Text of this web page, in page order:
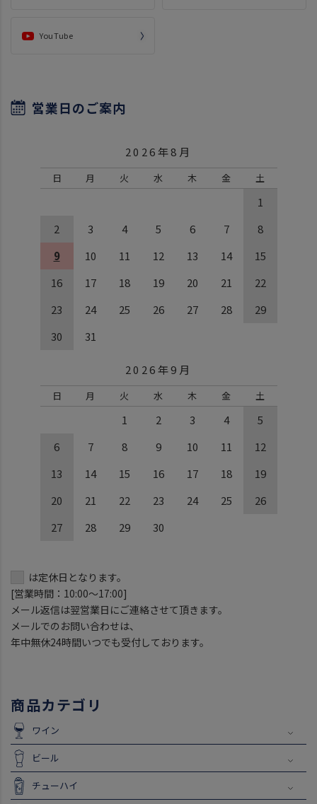
YouTube
営業日のご案内
2026年8月
日 月 火 水 木 金 土
1
2
3 4 5 6 7
8
9
10 11 12 13 14
15
16
17 18 19 20 21
22
23
24 25 26 27 28
29
30
31
2026年9月
日 月 火 水 木 金 土
1 2 3 4
5
6
7 8 9 10 11
12
13
14 15 16 17 18
19
20
21 22 23 24 25
26
27
28 29 30
は定休日となります。
[営業時間：10:00～17:00]
メール返信は翌営業日にご連絡させて頂きます。
メールでのお問い合わせは、
年中無休24時間いつでも受付しております。
商品カテゴリ
ワイン
ビール
チューハイ